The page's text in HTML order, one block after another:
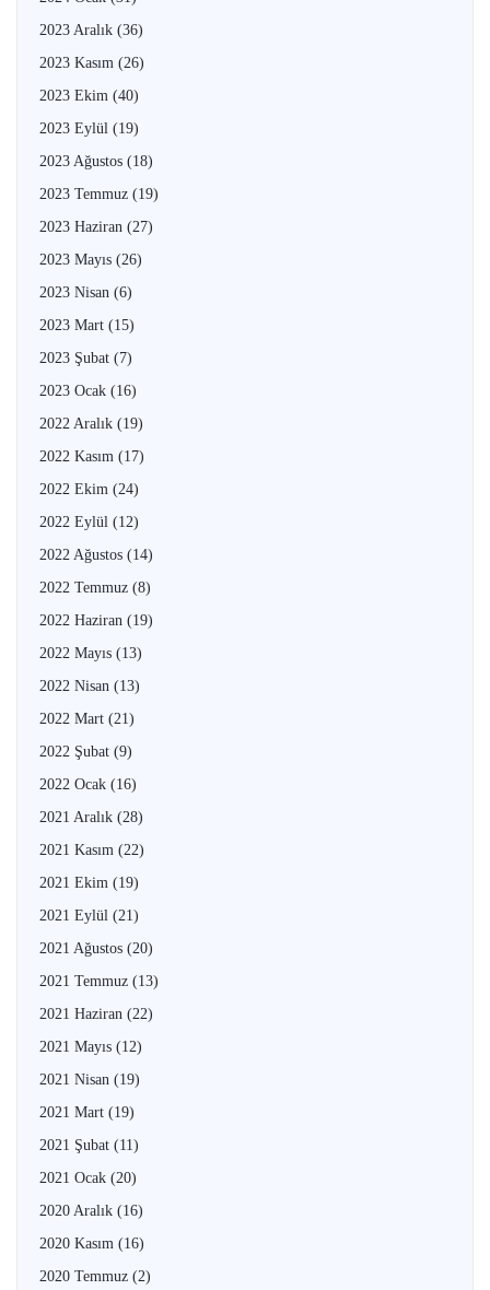
2023 Aralık (36)
2023 Kasım (26)
2023 Ekim (40)
2023 Eylül (19)
2023 Ağustos (18)
2023 Temmuz (19)
2023 Haziran (27)
2023 Mayıs (26)
2023 Nisan (6)
2023 Mart (15)
2023 Şubat (7)
2023 Ocak (16)
2022 Aralık (19)
2022 Kasım (17)
2022 Ekim (24)
2022 Eylül (12)
2022 Ağustos (14)
2022 Temmuz (8)
2022 Haziran (19)
2022 Mayıs (13)
2022 Nisan (13)
2022 Mart (21)
2022 Şubat (9)
2022 Ocak (16)
2021 Aralık (28)
2021 Kasım (22)
2021 Ekim (19)
2021 Eylül (21)
2021 Ağustos (20)
2021 Temmuz (13)
2021 Haziran (22)
2021 Mayıs (12)
2021 Nisan (19)
2021 Mart (19)
2021 Şubat (11)
2021 Ocak (20)
2020 Aralık (16)
2020 Kasım (16)
2020 Temmuz (2)